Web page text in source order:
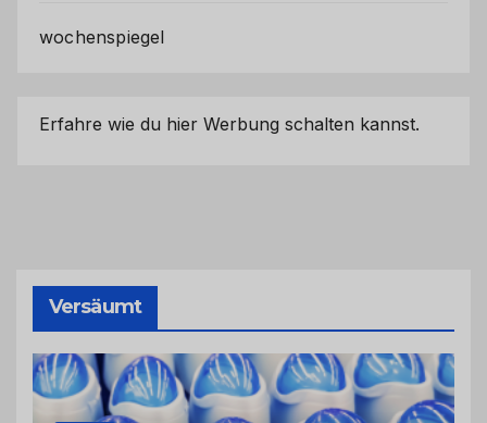
wochenspiegel
Erfahre wie du hier Werbung schalten kannst.
Versäumt